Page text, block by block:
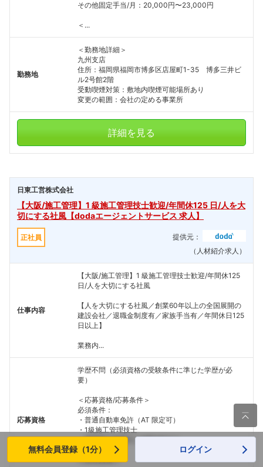
その他固定手当/月：20,000円〜23,000円
＜...
勤務地
＜勤務地詳細＞
九州支店
住所：福岡県福岡市博多区店屋町1-35 博多三井ビ
ル2号館2階
受動喫煙対策：敷地内喫煙可能場所あり
変更の範囲：会社の定める事業所
詳細を見る
日東工営株式会社
【大阪/施工管理】1 級施工管理技士歓迎/年間休125 日/人を大
切にする社風【dodaエージェントサービス 求人】
正社員
提供元：
（人材紹介求人）
仕事内容
【大阪/施工管理】1 級施工管理技士歓迎/年間休125
日/人を大切にする社風
【人を大切にする社風／創業60年以上の全国展開の
建設会社／退職金制度有／家族手当有／年間休日125
日以上】
業務内...
応募資格
学歴不問（必須資格の受験条件に準じた学歴が必
要）
＜応募資格/応募条件＞
必須条件：
・普通自動車免許（AT 限定可）
・1級施工管理技士
・建築施工管理のご経験5年以上
≪保有資格≫

無料会員登録（1分） ログイン